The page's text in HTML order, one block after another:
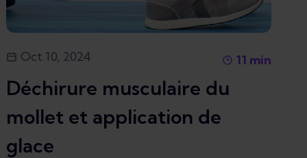
Oct 10, 2024 11 min
Déchirure musculaire du
mollet et application de
glace